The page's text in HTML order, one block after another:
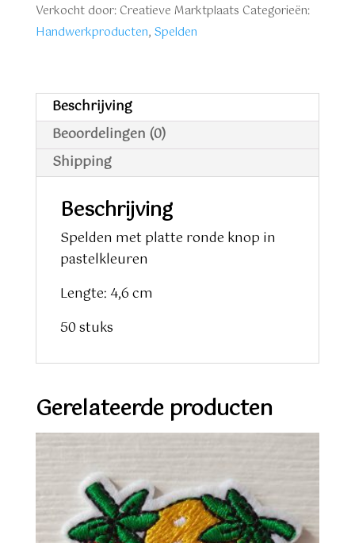
knop
50
Verkocht door: Creatieve Marktplaats Categorieën:
Handwerkproducten, Spelden
Beschrijving
Beoordelingen (0)
Shipping
Beschrijving
Spelden met platte ronde knop in
pastelkleuren
Lengte: 4,6 cm
50 stuks
Gerelateerde producten